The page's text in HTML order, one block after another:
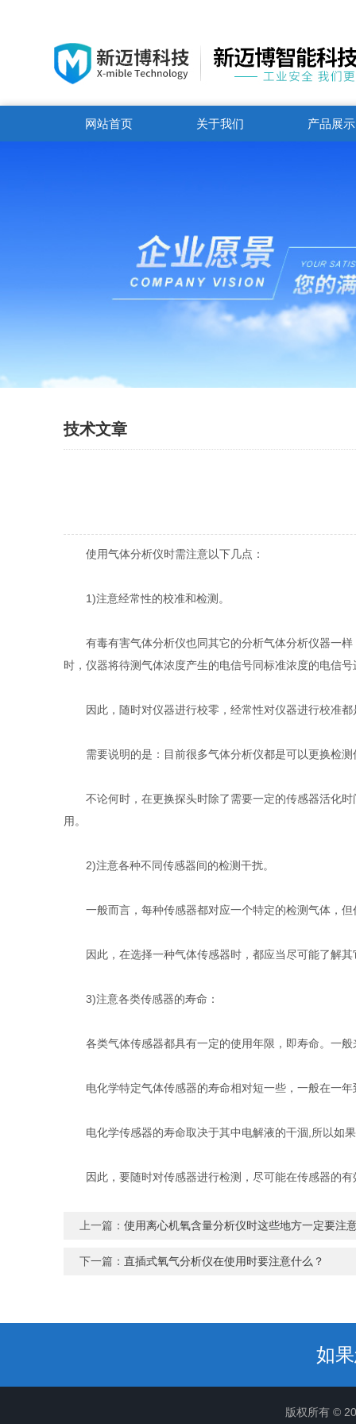
网站首页 关于我们 产品展示
技术文章
使用气体分析仪时需注意以下几点：
1)注意经常性的校准和检测。
有毒有害气体分析仪也同其它的分析气体分析仪器一样
时，仪器将待测气体浓度产生的电信号同标准浓度的电信
因此，随时对仪器进行校零，经常性对仪器进行校准都
需要说明的是：目前很多气体分析仪都是可以更换检测
不论何时，在更换探头时除了需要一定的传感器活化时
用。
2)注意各种不同传感器间的检测干扰。
一般而言，每种传感器都对应一个特定的检测气体，但
因此，在选择一种气体传感器时，都应当尽可能了解其
3)注意各类传感器的寿命：
各类气体传感器都具有一定的使用年限，即寿命。一般
电化学特定气体传感器的寿命相对短一些，一般在一年
电化学传感器的寿命取决于其中电解液的干涸,所以如果
因此，要随时对传感器进行检测，尽可能在传感器的有
上一篇： 使用离心机氧含量分析仪时这些地方一定要注
下一篇： 直插式氧气分析仪在使用时要注意什么？
如
版权所有 ©